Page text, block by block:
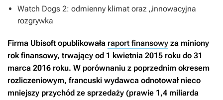
Watch Dogs 2: odmienny klimat oraz „innowacyjna
rozgrywka
Firma Ubisoft opublikowała raport finansowy za miniony
rok finansowy, trwający od 1 kwietnia 2015 roku do 31
marca 2016 roku. W porównaniu z poprzednim okresem
rozliczeniowym, francuski wydawca odnotował nieco
mniejszy przychód ze sprzedaży (prawie 1,4 miliarda